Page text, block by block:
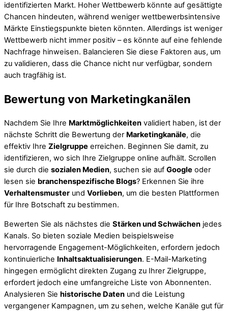
identifizierten Markt. Hoher Wettbewerb könnte auf gesättigte
Chancen hindeuten, während weniger wettbewerbsintensive
Märkte Einstiegspunkte bieten könnten. Allerdings ist weniger
Wettbewerb nicht immer positiv – es könnte auf eine fehlende
Nachfrage hinweisen. Balancieren Sie diese Faktoren aus, um
zu validieren, dass die Chance nicht nur verfügbar, sondern
auch tragfähig ist.
Bewertung von Marketingkanälen
Nachdem Sie Ihre Marktmöglichkeiten validiert haben, ist der
nächste Schritt die Bewertung der Marketingkanäle, die
effektiv Ihre Zielgruppe erreichen. Beginnen Sie damit, zu
identifizieren, wo sich Ihre Zielgruppe online aufhält. Scrollen
sie durch die sozialen Medien, suchen sie auf Google oder
lesen sie branchenspezifische Blogs? Erkennen Sie ihre
Verhaltensmuster und Vorlieben, um die besten Plattformen
für Ihre Botschaft zu bestimmen.
Bewerten Sie als nächstes die Stärken und Schwächen jedes
Kanals. So bieten soziale Medien beispielsweise
hervorragende Engagement-Möglichkeiten, erfordern jedoch
kontinuierliche Inhaltsaktualisierungen. E-Mail-Marketing
hingegen ermöglicht direkten Zugang zu Ihrer Zielgruppe,
erfordert jedoch eine umfangreiche Liste von Abonnenten.
Analysieren Sie historische Daten und die Leistung
vergangener Kampagnen, um zu sehen, welche Kanäle gut für